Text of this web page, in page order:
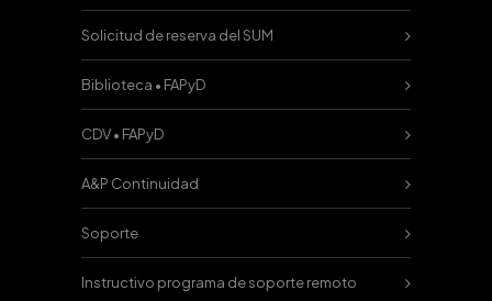
Solicitud de reserva del SUM
Biblioteca • FAPyD
CDV • FAPyD
A&P Continuidad
Soporte
Instructivo programa de soporte remoto